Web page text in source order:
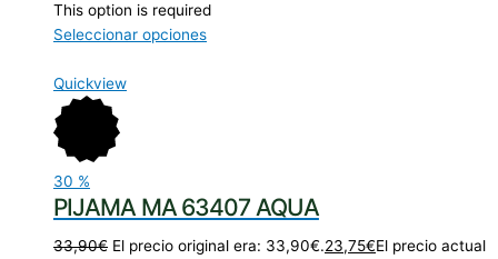
This option is required
Seleccionar opciones
Quickview
30 %
PIJAMA MA 63407 AQUA
33,90€ El precio original era: 33,90€.23,75€El precio actual